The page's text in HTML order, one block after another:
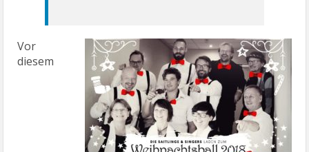
Vor
diesem